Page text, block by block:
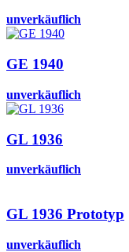
unverkäuflich
GE 1940
unverkäuflich
GL 1936
unverkäuflich
GL 1936 Prototyp
unverkäuflich